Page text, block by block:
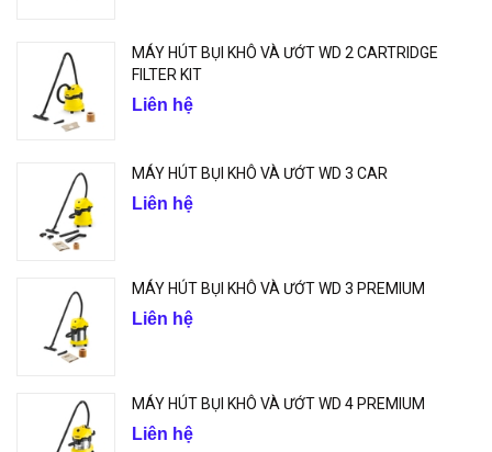
MÁY HÚT BỤI KHÔ VÀ ƯỚT WD 2 CARTRIDGE
FILTER KIT
Liên hệ
MÁY HÚT BỤI KHÔ VÀ ƯỚT WD 3 CAR
Liên hệ
MÁY HÚT BỤI KHÔ VÀ ƯỚT WD 3 PREMIUM
Liên hệ
MÁY HÚT BỤI KHÔ VÀ ƯỚT WD 4 PREMIUM
Liên hệ